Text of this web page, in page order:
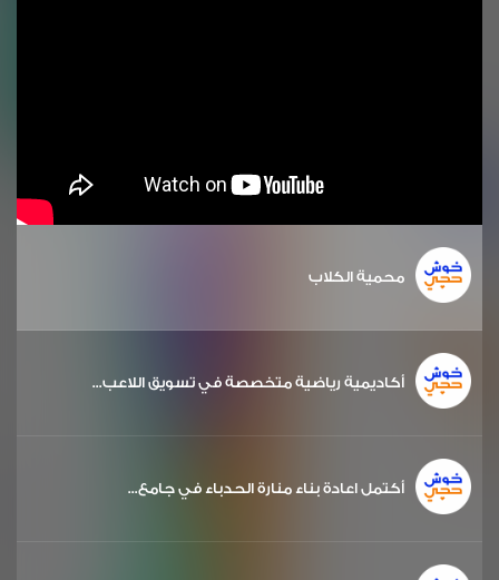
محمية الكلاب
أكاديمية رياضية متخصصة في تسويق اللاعب...
أكتمل اعادة بناء منارة الحدباء في جامع...